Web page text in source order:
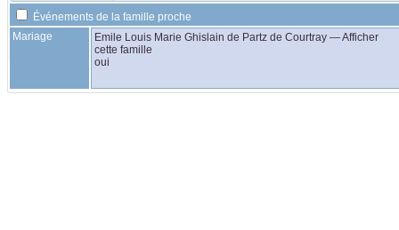
Événements de la famille proche
Mariage
Emile Louis Marie Ghislain de Partz de Courtray —Afficher
cette famille
oui